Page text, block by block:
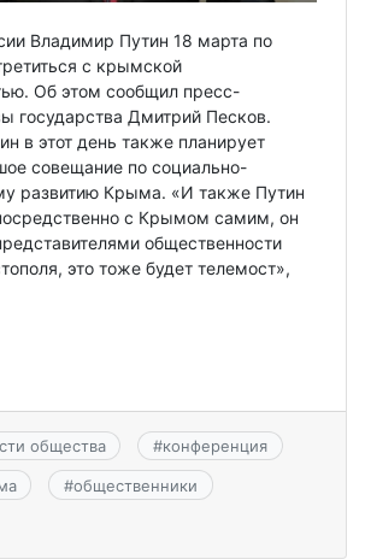
Владимир Путин 18 марта по
с крымской
Об этом сообщил пресс-
государства Дмитрий Песков.
в этот день также планирует
совещание по социально-
развитию Крыма. «И также Путин
с Крымом самим, он
общественности
это тоже будет телемост»,
общества #конференция
#общественники